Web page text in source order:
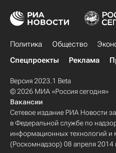
Политика Общество
Спецпроекты
Реклама
Версия 2023.1 Beta
© 2026 МИА «Россия сегодня»
Вакансии
Сетевое издание РИА Новости
в Федеральной службе по
информационных технологий и
(Роскомнадзор) 08 апреля 2014